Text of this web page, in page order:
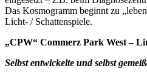
Das Kosmogramm beginnt zu
Licht- / Schattenspiele.
„CPW“ Commerz Park West –
Selbst entwickelte und selbst